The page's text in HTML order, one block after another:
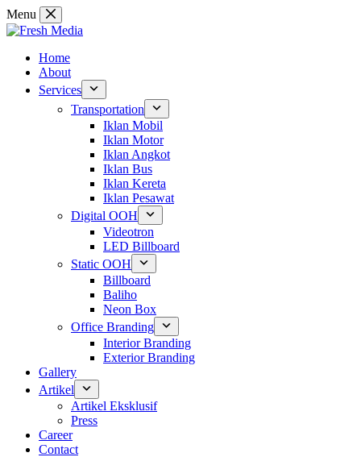
Skip
to
Menu
Home
About
Services
Transportation
Iklan Mobil
Iklan Motor
Iklan Angkot
Iklan Bus
Iklan Kereta
Iklan Pesawat
Digital OOH
Videotron
LED Billboard
Static OOH
Billboard
Baliho
Neon Box
Office Branding
Interior Branding
Exterior Branding
Gallery
Artikel
Artikel Eksklusif
Press
Career
Contact